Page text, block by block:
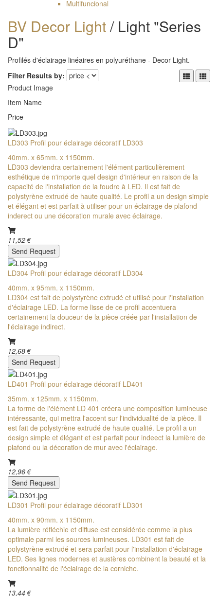
Multifuncional
BV Decor Light/ Light "Series
D"
Profilés d'éclairage linéaires en polyuréthane - Decor Light.
Filter Results by:
Product Image
Item Name
Price
LD303 Profil pour éclairage décoratif LD303
40mm. x 65mm. x 1150mm.
LD303 deviendra certainement l'élément particulièrement
esthétique de n'importe quel design d'intérieur en raison de la
capacité de l'installation de la foudre à LED. Il est fait de
polystyrène extrudé de haute qualité. Le profil a un design simple
et élégant et est parfait à utiliser pour un éclairage de plafond
inderect ou une décoration murale avec éclairage.
11,52 €
Send Request
LD304 Profil pour éclairage décoratif LD304
40mm. x 95mm. x 1150mm.
LD304 est fait de polystyrène extrudé et utilisé pour l'installation
d'éclairage LED. La forme lisse de ce profil accentuera
certainement la douceur de la pièce créée par l'installation de
l'éclairage indirect.
12,68 €
Send Request
LD401 Profil pour éclairage décoratif LD401
35mm. x 125mm. x 1150mm.
La forme de l'élément LD 401 créera une composition lumineuse
intéressante, qui mettra l'accent sur l'individualité de la pièce. Il
est fait de polystyrène extrudé de haute qualité. Le profil a un
design simple et élégant et est parfait pour indeect la lumière de
plafond ou la décoration de mur avec l'éclairage.
12,96 €
Send Request
LD301 Profil pour éclairage décoratif LD301
40mm. x 90mm. x 1150mm.
La lumière réfléchie et diffuse est considérée comme la plus
optimale parmi les sources lumineuses. LD301 est fait de
polystyrène extrudé et sera parfait pour l'installation d'éclairage
LED. Ses lignes modernes et austères combinent la beauté et la
fonctionnalité de l'éclairage de la corniche.
13,44 €